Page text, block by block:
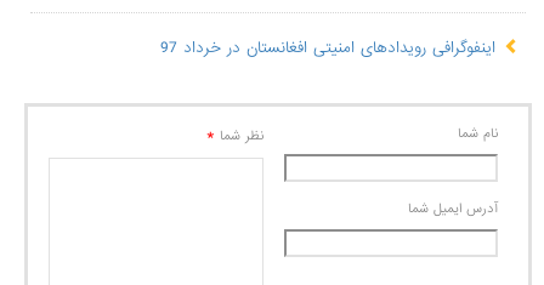
اینفوگرافی رویدادهای امنیتی افغانستان در خرداد 97
نام شما
آدرس ايميل شما
نظر شما *